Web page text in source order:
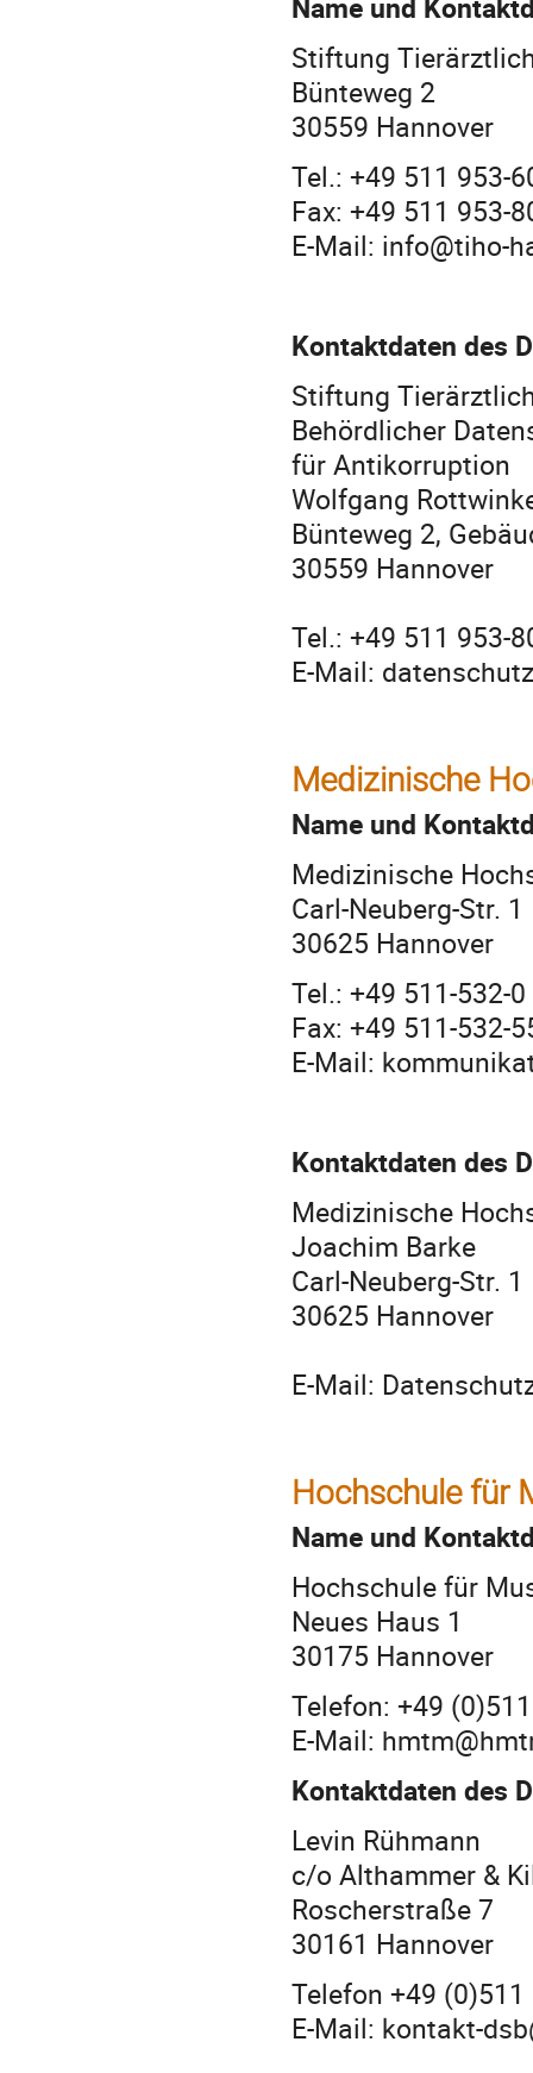
Name und
Stiftung
Bünteweg 2
30559 Hannover
Tel.: +49 511 953-
Fax: +49 511 953-
E-Mail: info@tiho-
Kontaktdaten des
Stiftung
Behördlicher
für Antikorruption
Wolfgang
Bünteweg 2,
30559 Hannover
Tel.: +49 511 953-
E-Mail:
Medizinische
Name und
Medizinische
Carl-Neuberg-Str. 1
30625 Hannover
Tel.: +49 511-532-0
Fax: +49 511-532-
E-Mail:
Kontaktdaten des
Medizinische
Joachim Barke
Carl-Neuberg-Str. 1
30625 Hannover
E-Mail:
Hochschule für
Name und
Hochschule für
Neues Haus 1
30175 Hannover
Telefon: +49
E-Mail:
Kontaktdaten des
Levin Rühmann
c/o Althammer &
Roscherstraße 7
30161 Hannover
Telefon +49
E-Mail: kontakt-